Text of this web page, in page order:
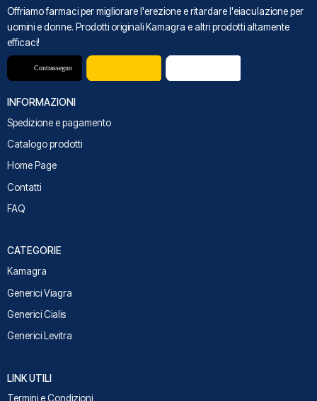
Offriamo farmaci per migliorare l'erezione e ritardare l'eiaculazione per
uomini e donne. Prodotti originali Kamagra e altri prodotti altamente
efficaci!
INFORMAZIONI
Spedizione e pagamento
Catalogo prodotti
Home Page
Contatti
FAQ
CATEGORIE
Kamagra
Generici Viagra
Generici Cialis
Generici Levitra
LINK UTILI
Termini e Condizioni